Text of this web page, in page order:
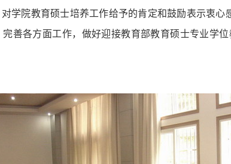
学院教育硕士培养工作给予的肯定和鼓励表示衷心
善各方面工作，做好迎接教育部教育硕士专业学